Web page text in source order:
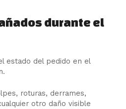
durante el
estado del pedido en el
roturas, derrames,
otro daño visible